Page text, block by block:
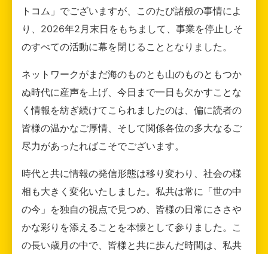
トコム」でございますが、このたび諸般の事情によ
り、2026年2月末日をもちまして、事業を停止しそ
のすべての活動に幕を閉じることとなりました。
ネットワークがまだ海のものとも山のものともつか
ぬ時代に産声を上げ、今日まで一日も欠かすことな
く情報を紡ぎ続けてこられましたのは、偏に読者の
皆様の温かなご厚情、そして関係各位の多大なるご
尽力があったればこそでございます。
時代と共に情報の発信形態は移り変わり、社会の様
相も大きく変化いたしました。私共は常に「世の中
の今」を独自の視点で見つめ、皆様の日常にささや
かな彩りを添えることを本懐として参りました。こ
の長い歳月の中で、皆様と共に歩んだ時間は、私共